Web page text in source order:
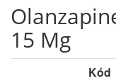
15 Mg
Kód